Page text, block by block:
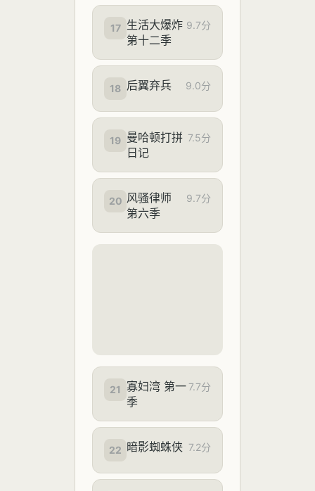
17 生活大爆炸
第十二季
9.7分
18 后翼弃兵 9.0分
19 曼哈顿打拼
日记
7.5分
20 风骚律师
第六季
9.7分
21
寡妇湾 第一
季
7.7分
22 暗影蜘蛛侠 7.2分